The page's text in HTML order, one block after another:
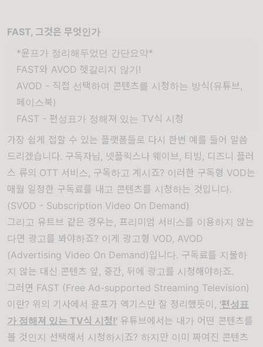
FAST, 그것은 무엇인가
*윤프가 정리해두었던 간단요약*
FAST와 AVOD 헷갈리지 않기!
AVOD - 직접 선택하여 콘텐츠를 시청하는 방식(유튜브,
페이스북)
FAST - 편성표가 정해져 있는 TV식 시청
가장 쉽게 접할 수 있는 플랫폼들로 다시 한번 예를 들어 말씀
드리겠습니다. 구독자님, 넷플릭스나 웨이브, 티빙, 디즈니 플러
스 류의 OTT 서비스, 구독하고 계시죠? 이러한 구독형 VOD는
매월 일정한 구독료를 내고 콘텐츠를 시청하는 것입니다.
(SVOD - Subscription Video On Demand)
그리고 유트브 같은 경우는, 프리미엄 서비스를 이용하지 않는
다면 광고를 봐야하죠? 이게 광고형 VOD, AVOD
(Advertising Video On Demand)입니다. 구독료를 지불하
지 않는 대신 콘텐츠 앞, 중간, 뒤에 광고를 시청해야하죠.
그러면 FAST (Free Ad-supported Streaming Television)
이란? 위의 기사에서 윤프가 엑기스만 잘 정리했듯이, '편성표
가 정해져 있는 TV식 시청!' 유튜브에서는 내가 어떤 콘텐츠를
볼 것인지 선택해서 시청하시죠? 하지만 이미 짜여진 콘텐츠